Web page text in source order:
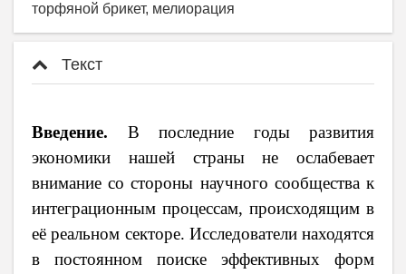
торфяной брикет, мелиорация
Текст
Введение. В последние годы развития
экономики нашей страны не ослабевает
внимание со стороны научного сообщества к
интеграционным процессам, происходящим в
её реальном секторе. Исследователи находятся
в постоянном поиске эффективных форм